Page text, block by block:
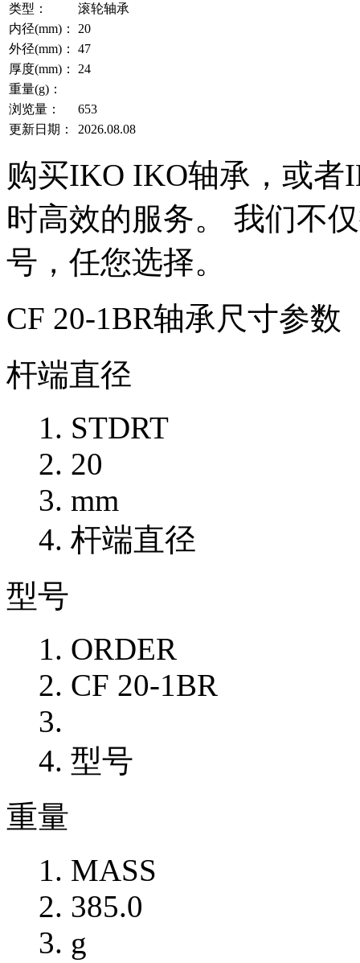
类型：
滚轮轴承
内径(mm)：
20
外径(mm)：
47
厚度(mm)：
24
重量(g)：
浏览量：
653
更新日期：
2026.08.08
购买IKO IKO轴承，或者
时高效的服务。 我们不
号，任您选择。
CF 20-1BR轴承尺寸参数
杆端直径
STDRT
20
mm
杆端直径
型号
ORDER
CF 20-1BR
型号
重量
MASS
385.0
g